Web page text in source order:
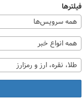
فیلترها
همه سرویس‌ها
همه انواع خبر
طلا، نقره، ارز و رمزارز